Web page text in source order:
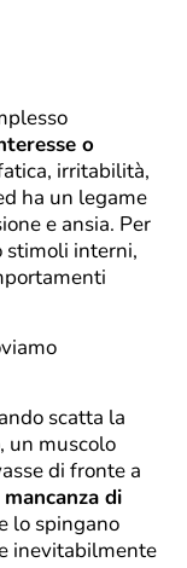
o
irritabilità,
ha un legame
e ansia. Per
stimoli interni,
scatta la
un muscolo
di fronte a
mancanza di
lo spingano
inevitabilmente